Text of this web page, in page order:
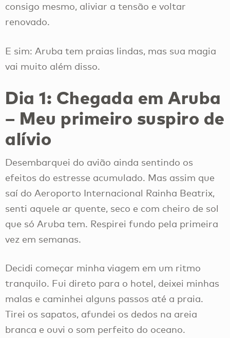
consigo mesmo, aliviar a tensão e voltar
renovado.
E sim: Aruba tem praias lindas, mas sua magia
vai muito além disso.
Dia 1: Chegada em Aruba
– Meu primeiro suspiro de
alívio
Desembarquei do avião ainda sentindo os
efeitos do estresse acumulado. Mas assim que
saí do Aeroporto Internacional Rainha Beatrix,
senti aquele ar quente, seco e com cheiro de sol
que só Aruba tem. Respirei fundo pela primeira
vez em semanas.
Decidi começar minha viagem em um ritmo
tranquilo. Fui direto para o hotel, deixei minhas
malas e caminhei alguns passos até a praia.
Tirei os sapatos, afundei os dedos na areia
branca e ouvi o som perfeito do oceano.